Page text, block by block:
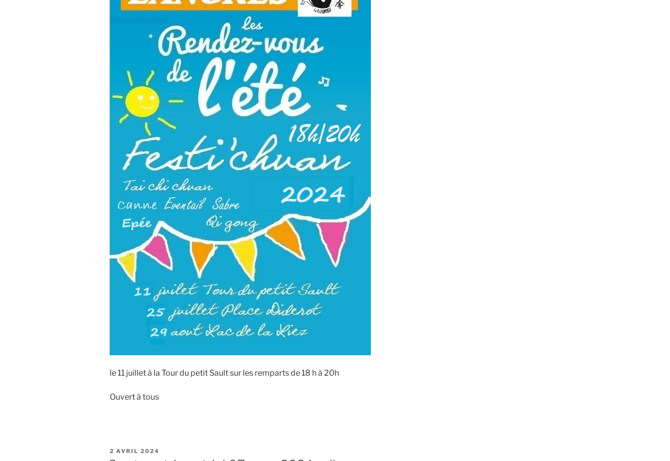
le 11 juillet à la Tour du petit Sault sur les remparts de 18 h à 20h
Ouvert à tous
PUBLIÉ
LE
2 AVRIL 2024